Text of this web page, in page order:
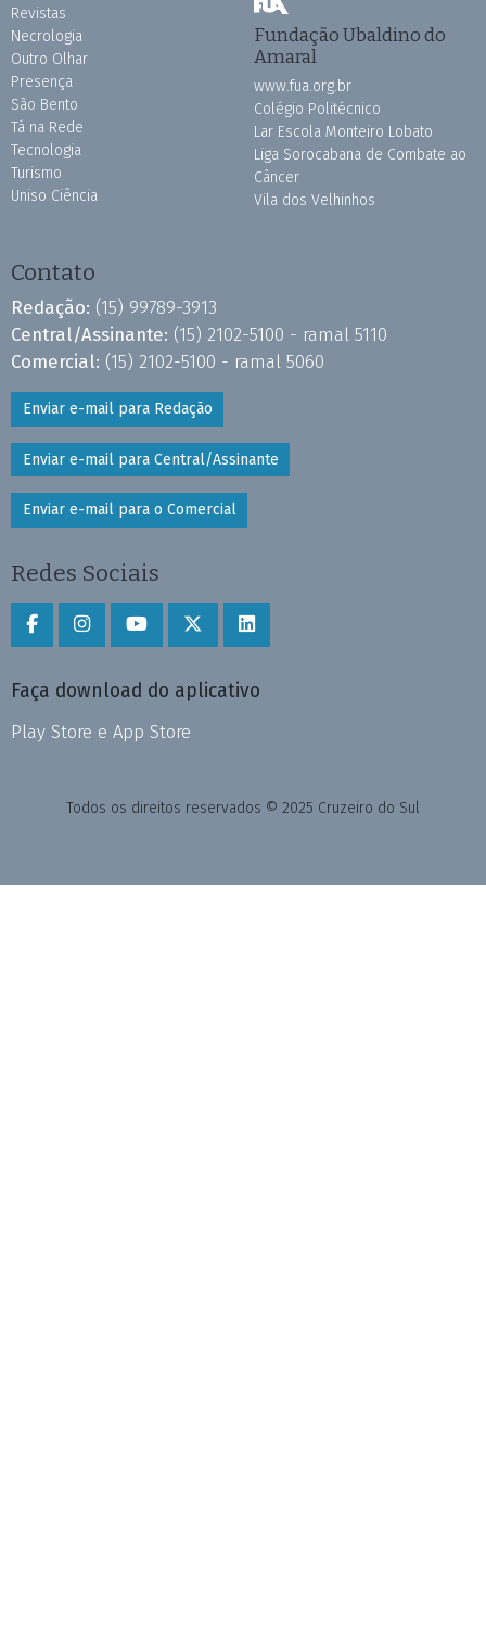
Revistas
Necrologia
Outro Olhar
Presença
São Bento
Tá na Rede
Tecnologia
Turismo
Uniso Ciência
Fundação Ubaldino do
Amaral
www.fua.org.br
Colégio Politécnico
Lar Escola Monteiro Lobato
Liga Sorocabana de Combate ao
Câncer
Vila dos Velhinhos
Contato
Redação: (15) 99789-3913
Central/Assinante: (15) 2102-5100 - ramal 5110
Comercial: (15) 2102-5100 - ramal 5060
Enviar e-mail para Redação
Enviar e-mail para Central/Assinante
Enviar e-mail para o Comercial
Redes Sociais
Faça download do aplicativo
Play Store e App Store
Todos os direitos reservados © 2025 Cruzeiro do Sul